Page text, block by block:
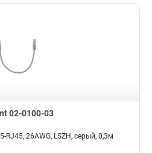
02-0100-03
RJ45, 26AWG, LSZH, серый, 0,3м